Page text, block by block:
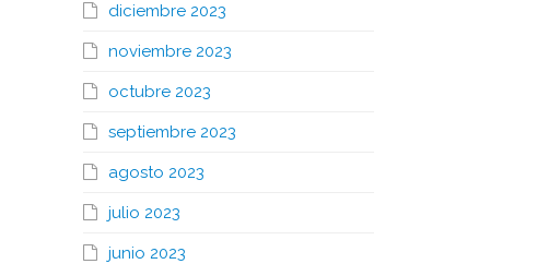
diciembre 2023
noviembre 2023
octubre 2023
septiembre 2023
agosto 2023
julio 2023
junio 2023